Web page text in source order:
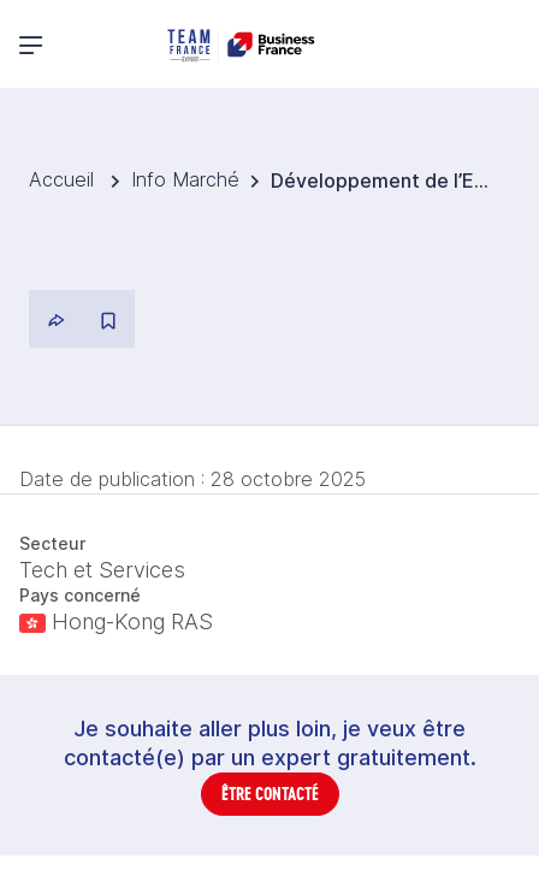
Menu principal
Accueil Info Marché Développement de l’EdTech à Hong Kong : un secteur en pleine expansion
Date de publication : 28 octobre 2025
Secteur
Tech et Services
Pays concerné
Hong-Kong RAS
Je souhaite aller plus loin, je veux être
contacté(e) par un expert gratuitement.
ÊTRE CONTACTÉ